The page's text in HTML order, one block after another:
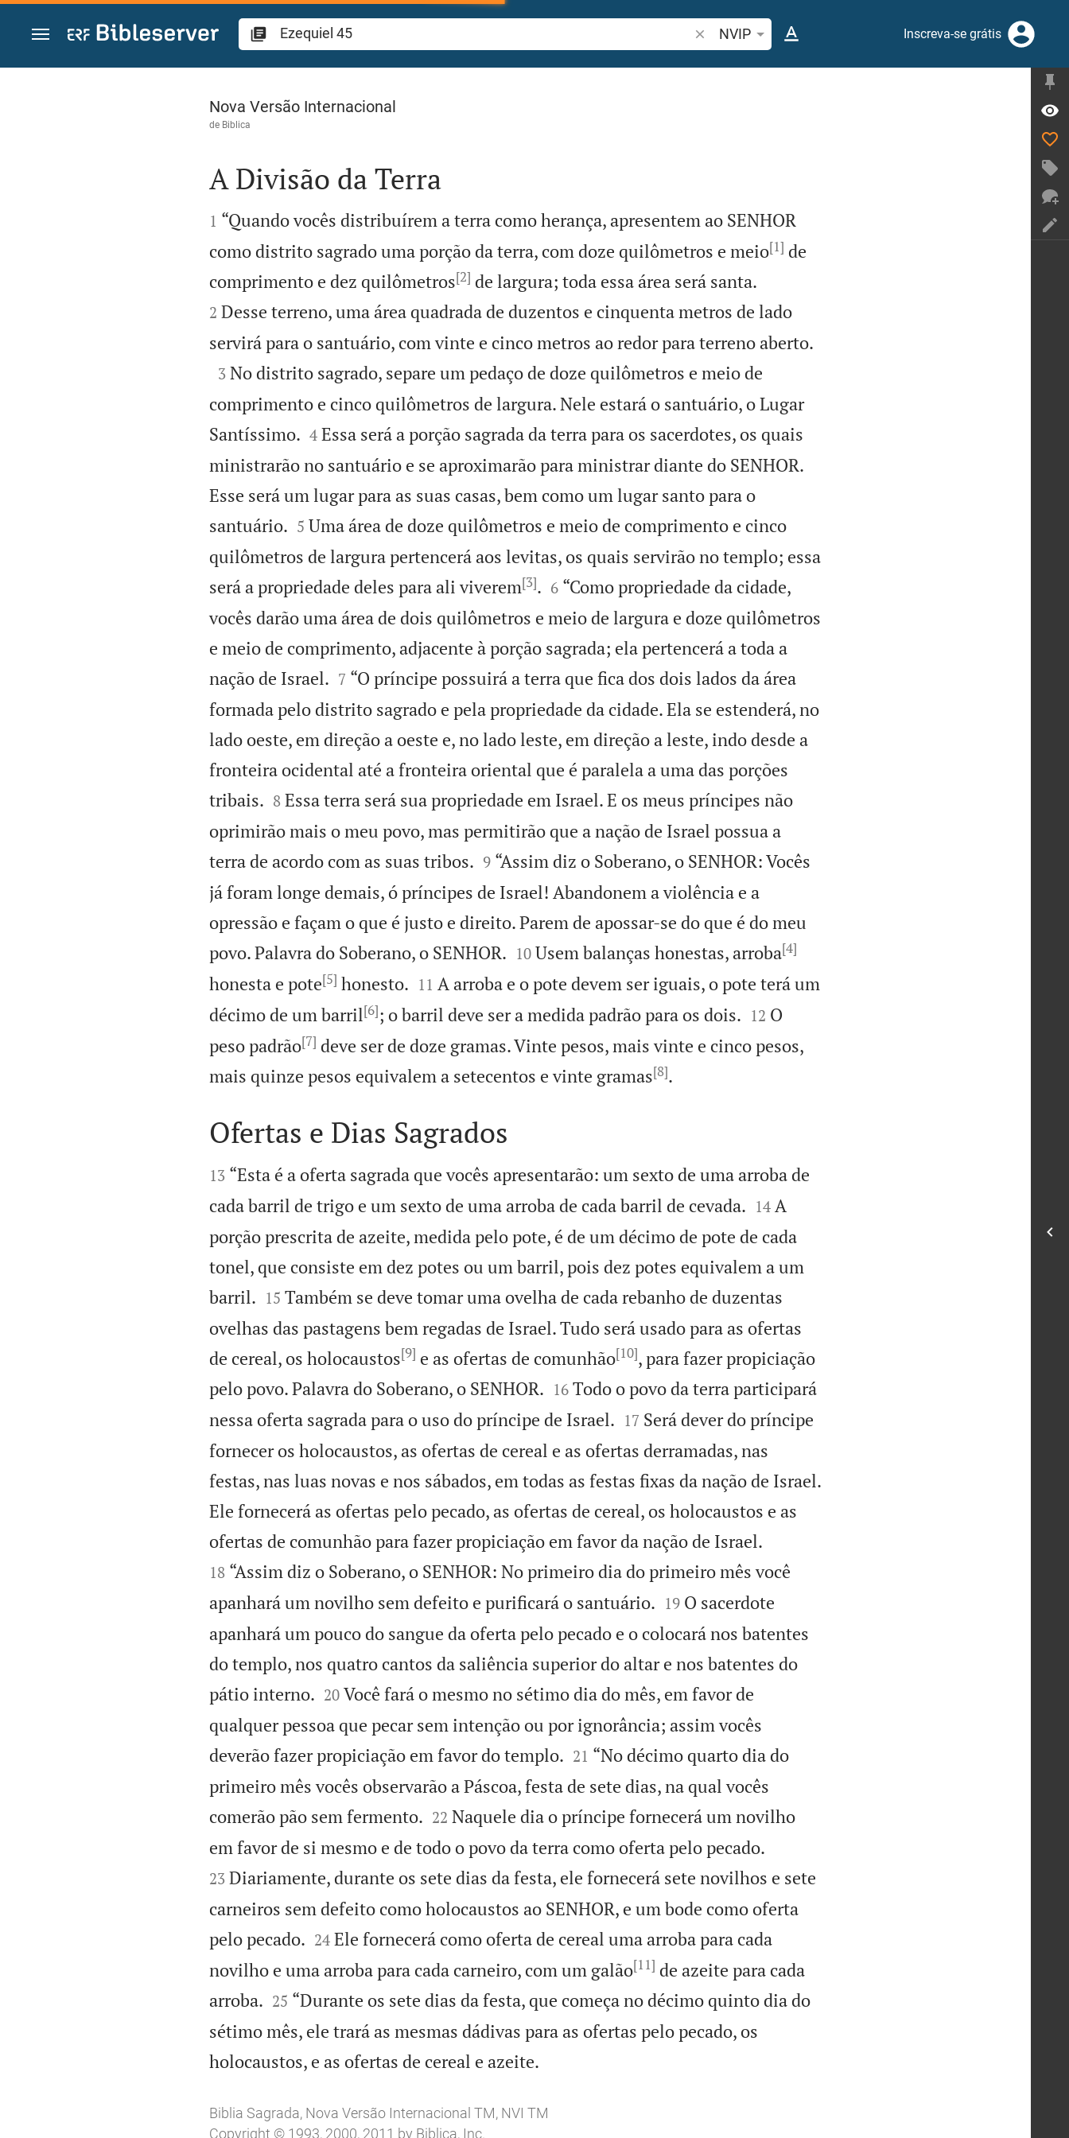
Ir para o conteúdo
Pesquise passagem da Bíblia ou termos
NVIP Inscreva-se grátis
Ezequiel 45
Nova Versão Internacional
de Biblica

A Divisão da Terra

1 “Quando vocês distribuírem a terra como herança, apresentem ao SENHOR
como distrito sagrado uma porção da terra, com doze quilômetros e meio[1] de
comprimento e dez quilômetros[2] de largura; toda essa área será santa.
2 Desse terreno, uma área quadrada de duzentos e cinquenta metros de lado
servirá para o santuário, com vinte e cinco metros ao redor para terreno aberto.

3 No distrito sagrado, separe um pedaço de doze quilômetros e meio de
comprimento e cinco quilômetros de largura. Nele estará o santuário, o Lugar
Santíssimo.
4 Essa será a porção sagrada da terra para os sacerdotes, os quais
ministrarão no santuário e se aproximarão para ministrar diante do SENHOR.
Esse será um lugar para as suas casas, bem como um lugar santo para o
santuário.
5 Uma área de doze quilômetros e meio de comprimento e cinco
quilômetros de largura pertencerá aos levitas, os quais servirão no templo; essa
será a propriedade deles para ali viverem[3].
6 “Como propriedade da cidade,
vocês darão uma área de dois quilômetros e meio de largura e doze quilômetros
e meio de comprimento, adjacente à porção sagrada; ela pertencerá a toda a
nação de Israel.
7 “O príncipe possuirá a terra que fica dos dois lados da área
formada pelo distrito sagrado e pela propriedade da cidade. Ela se estenderá, no
lado oeste, em direção a oeste e, no lado leste, em direção a leste, indo desde a
fronteira ocidental até a fronteira oriental que é paralela a uma das porções
tribais.
8 Essa terra será sua propriedade em Israel. E os meus príncipes não
oprimirão mais o meu povo, mas permitirão que a nação de Israel possua a
terra de acordo com as suas tribos.
9 “Assim diz o Soberano, o SENHOR: Vocês
já foram longe demais, ó príncipes de Israel! Abandonem a violência e a
opressão e façam o que é justo e direito. Parem de apossar-se do que é do meu
povo. Palavra do Soberano, o SENHOR.
10 Usem balanças honestas, arroba[4]
honesta e pote[5] honesto.
11 A arroba e o pote devem ser iguais, o pote terá um
décimo de um barril[6]; o barril deve ser a medida padrão para os dois.
12 O
peso padrão[7] deve ser de doze gramas. Vinte pesos, mais vinte e cinco pesos,
mais quinze pesos equivalem a setecentos e vinte gramas[8].

Ofertas e Dias Sagrados

13 “Esta é a oferta sagrada que vocês apresentarão: um sexto de uma arroba de
cada barril de trigo e um sexto de uma arroba de cada barril de cevada.
14 A
porção prescrita de azeite, medida pelo pote, é de um décimo de pote de cada
tonel, que consiste em dez potes ou um barril, pois dez potes equivalem a um
barril.
15 Também se deve tomar uma ovelha de cada rebanho de duzentas
ovelhas das pastagens bem regadas de Israel. Tudo será usado para as ofertas
de cereal, os holocaustos[9] e as ofertas de comunhão[10], para fazer propiciação
pelo povo. Palavra do Soberano, o SENHOR.
16 Todo o povo da terra participará
nessa oferta sagrada para o uso do príncipe de Israel.
17 Será dever do príncipe
fornecer os holocaustos, as ofertas de cereal e as ofertas derramadas, nas
festas, nas luas novas e nos sábados, em todas as festas fixas da nação de Israel.
Ele fornecerá as ofertas pelo pecado, as ofertas de cereal, os holocaustos e as
ofertas de comunhão para fazer propiciação em favor da nação de Israel.
18 “Assim diz o Soberano, o SENHOR: No primeiro dia do primeiro mês você
apanhará um novilho sem defeito e purificará o santuário.
19 O sacerdote
apanhará um pouco do sangue da oferta pelo pecado e o colocará nos batentes
do templo, nos quatro cantos da saliência superior do altar e nos batentes do
pátio interno.
20 Você fará o mesmo no sétimo dia do mês, em favor de
qualquer pessoa que pecar sem intenção ou por ignorância; assim vocês
deverão fazer propiciação em favor do templo.
21 “No décimo quarto dia do
primeiro mês vocês observarão a Páscoa, festa de sete dias, na qual vocês
comerão pão sem fermento.
22 Naquele dia o príncipe fornecerá um novilho
em favor de si mesmo e de todo o povo da terra como oferta pelo pecado.
23 Diariamente, durante os sete dias da festa, ele fornecerá sete novilhos e sete
carneiros sem defeito como holocaustos ao SENHOR, e um bode como oferta
pelo pecado.
24 Ele fornecerá como oferta de cereal uma arroba para cada
novilho e uma arroba para cada carneiro, com um galão[11] de azeite para cada
arroba.
25 “Durante os sete dias da festa, que começa no décimo quinto dia do
sétimo mês, ele trará as mesmas dádivas para as ofertas pelo pecado, os
holocaustos, e as ofertas de cereal e azeite.
Biblia Sagrada, Nova Versão Internacional TM, NVI TM
Copyright © 1993, 2000, 2011 by Biblica, Inc.